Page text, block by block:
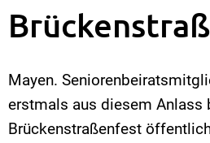
Mayen.
erstmals aus diesem Anlass
Brückenstraßenfest